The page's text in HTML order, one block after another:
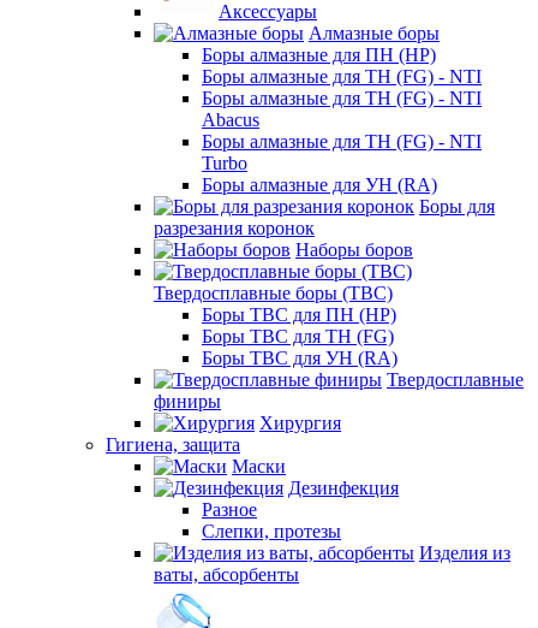
Аксессуары
Алмазные боры
Боры алмазные для ПН (HP)
Боры алмазные для ТН (FG) - NTI
Боры алмазные для ТН (FG) - NTI
Abacus
Боры алмазные для ТН (FG) - NTI
Turbo
Боры алмазные для УН (RA)
Боры для
разрезания коронок
Наборы боров
Твердосплавные боры (ТВС)
Боры ТВС для ПН (HP)
Боры ТВС для ТН (FG)
Боры ТВС для УН (RA)
Твердосплавные
финиры
Хирургия
Гигиена, защита
Маски
Дезинфекция
Разное
Слепки, протезы
Изделия из
ваты, абсорбенты